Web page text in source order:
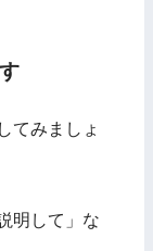
てみましょ
明して」な